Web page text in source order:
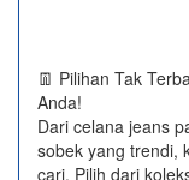
👖 Pilihan Tak
Anda!
Dari celana jeans
sobek yang trendi,
cari. Pilih dari